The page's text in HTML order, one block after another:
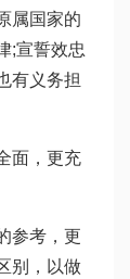
属国家的
;宣誓效忠
有义务担
面，更充
参考，更
别，以做